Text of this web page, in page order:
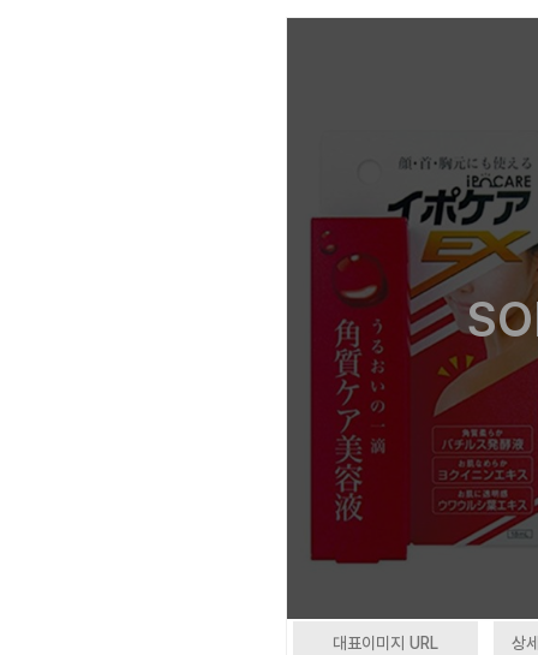
대표이미지 URL 상